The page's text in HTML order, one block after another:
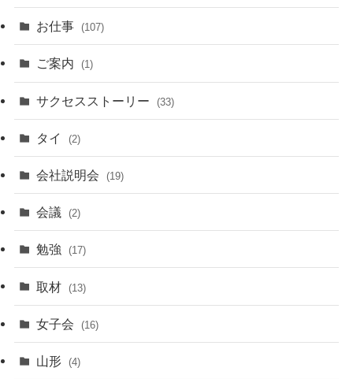
お仕事 (107)
ご案内 (1)
サクセスストーリー (33)
タイ (2)
会社説明会 (19)
会議 (2)
勉強 (17)
取材 (13)
女子会 (16)
山形 (4)